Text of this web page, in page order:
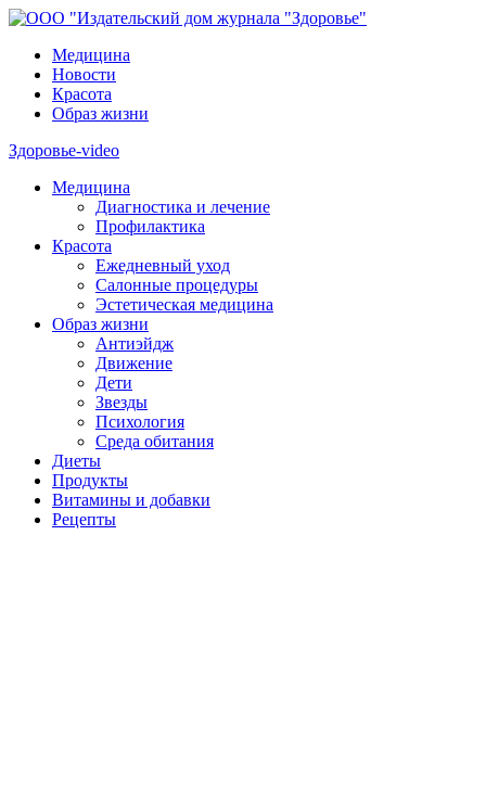
Медицина
Новости
Красота
Образ жизни
Здоровье-video
Медицина
Диагностика и лечение
Профилактика
Красота
Ежедневный уход
Салонные процедуры
Эстетическая медицина
Образ жизни
Антиэйдж
Движение
Дети
Звезды
Психология
Среда обитания
Диеты
Продукты
Витамины и добавки
Рецепты